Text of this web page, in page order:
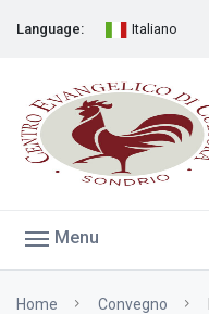
Language: Italiano
Menu
Home Convegno